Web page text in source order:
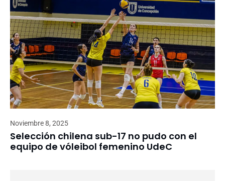
Noviembre 8, 2025
Selección chilena sub-17 no pudo con el
equipo de vóleibol femenino UdeC